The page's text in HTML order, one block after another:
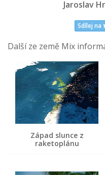
Jaroslav
Sdílej na
Další ze země Mix
Západ slunce z
raketoplánu